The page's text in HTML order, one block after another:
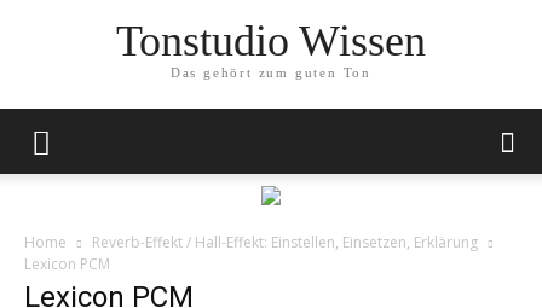
Tonstudio Wissen
Das gehört zum guten Ton
Home
Reverb-Effekt / Hall-Effekt: Einstellen, Einsetzen, Erklärung
Lexicon PCM
Lexicon PCM